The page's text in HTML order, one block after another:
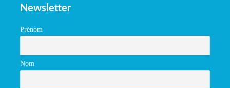
Newsletter
Prénom
Nom